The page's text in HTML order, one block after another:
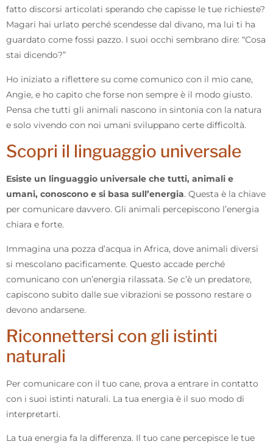
fatto discorsi articolati sperando che capisse le tue richieste?
Magari hai urlato perché scendesse dal divano, ma lui ti ha
guardato come fossi pazzo. I suoi occhi sembrano dire: “Cosa
stai dicendo?”
Ho iniziato a riflettere su come comunico con il mio cane,
Angie, e ho capito che forse non sempre è il modo giusto.
Pensa che tutti gli animali nascono in sintonia con la natura
e solo vivendo con noi umani sviluppano certe difficoltà.
Scopri il linguaggio universale
Esiste un linguaggio universale che tutti, animali e
umani, conoscono e si basa sull’energia. Questa è la chiave
per comunicare davvero. Gli animali percepiscono l’energia
chiara e forte.
Immagina una pozza d’acqua in Africa, dove animali diversi
si mescolano pacificamente. Questo accade perché
comunicano con un’energia rilassata. Se c’è un predatore,
capiscono subito dalle sue vibrazioni se possono restare o
devono andarsene.
Riconnettersi con gli istinti
naturali
Per comunicare con il tuo cane, prova a entrare in contatto
con i suoi istinti naturali. La tua energia è il suo modo di
interpretarti.
La tua energia fa la differenza. Il tuo cane percepisce le tue